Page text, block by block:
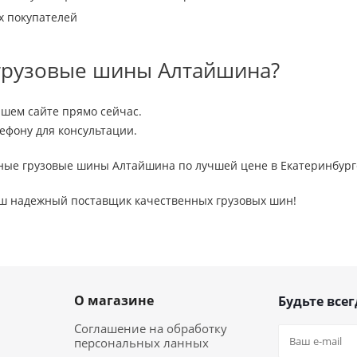
покупателей
шины Алтайшина?
сайте прямо сейчас.
для консультации.
грузовые шины Алтайшина по лучшей цене в
надежный поставщик качественных грузовых шин!
О магазине
Соглашение на обработку
персональных ланных
Будьте